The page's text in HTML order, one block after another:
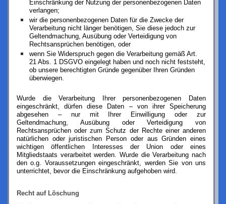
Einschränkung der Nutzung der personenbezogenen Daten
verlangen;
wir die personenbezogenen Daten für die Zwecke der
Verarbeitung nicht länger benötigen, Sie diese jedoch zur
Geltendmachung, Ausübung oder Verteidigung von
Rechtsansprüchen benötigen, oder
wenn Sie Widerspruch gegen die Verarbeitung gemäß Art.
21 Abs. 1 DSGVO eingelegt haben und noch nicht feststeht,
ob unsere berechtigten Gründe gegenüber Ihren Gründen
überwiegen.
Wurde die Verarbeitung Ihrer personenbezogenen Daten
eingeschränkt, dürfen diese Daten – von ihrer Speicherung
abgesehen – nur mit Ihrer Einwilligung oder zur
Geltendmachung, Ausübung oder Verteidigung von
Rechtsansprüchen oder zum Schutz der Rechte einer anderen
natürlichen oder juristischen Person oder aus Gründen eines
wichtigen öffentlichen Interesses der Union oder eines
Mitgliedstaats verarbeitet werden. Wurde die Verarbeitung nach
den o.g. Voraussetzungen eingeschränkt, werden Sie von uns
unterrichtet, bevor die Einschränkung aufgehoben wird.
Recht auf Löschung